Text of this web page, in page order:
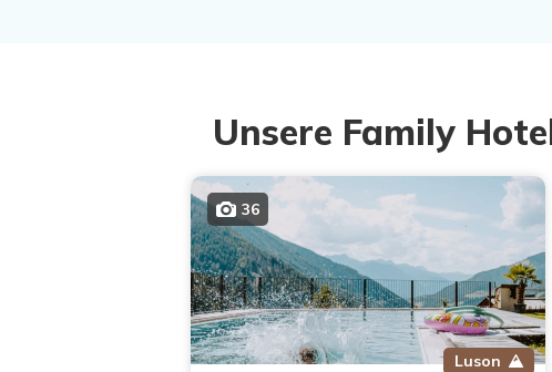
Unsere Family
Luson
36